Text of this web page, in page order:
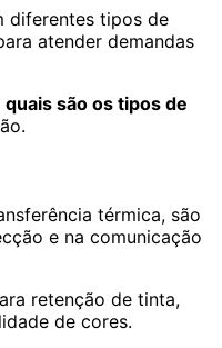
diferentes tipos de
atender demandas
quais são os tipos de
térmica, são
e na comunicação
retenção de tinta,
de cores.